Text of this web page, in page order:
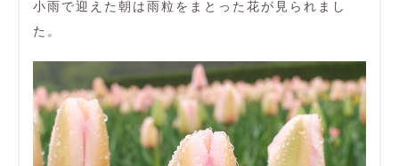
小雨で迎えた朝は雨粒をまとった花が見られまし
た。